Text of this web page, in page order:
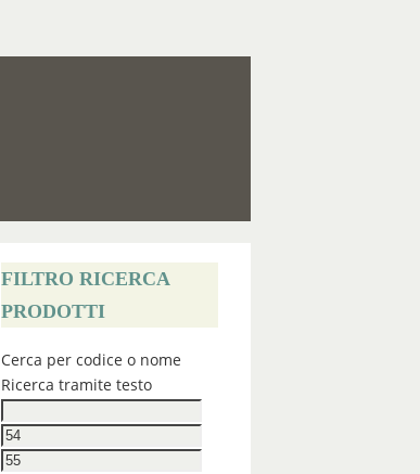
FILTRO RICERCA
PRODOTTI
Cerca per codice o nome
Ricerca tramite testo